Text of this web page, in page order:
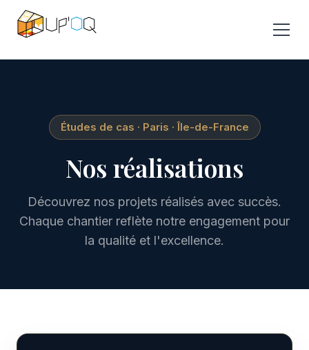
Études de cas · Paris · Île-de-France
Nos réalisations
Découvrez nos projets réalisés avec succès.
Chaque chantier reflète notre engagement pour
la qualité et l'excellence.